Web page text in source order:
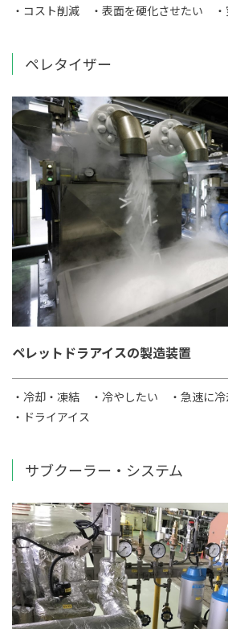
・コスト削減
・表面を硬化させたい
ペレタイザー
ペレットドラアイスの製造装置
・冷却・凍結 ・冷やしたい
・急速に
・ドライアイス
サブクーラー・システム